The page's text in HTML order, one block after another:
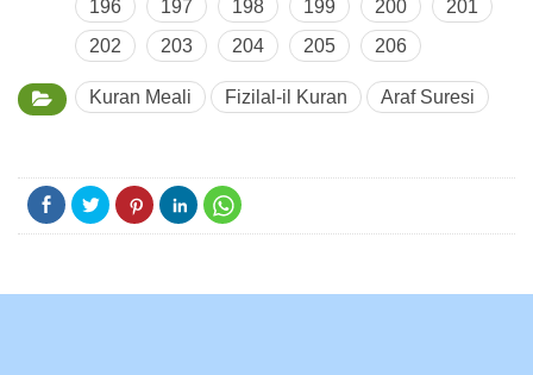
196 197 198 199 200
201
202
203 204 205 206
Kuran Meali Fizilal-il Kuran Araf Suresi